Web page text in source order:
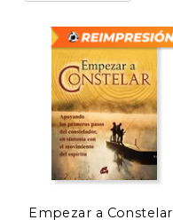
Empezar a Constelar